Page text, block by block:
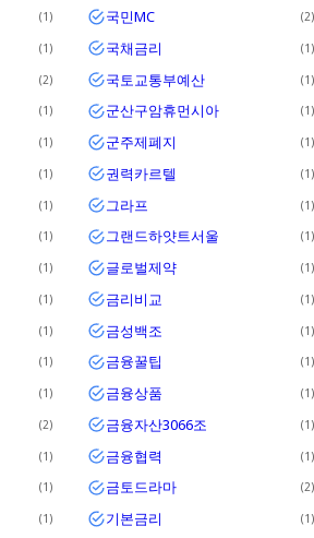
1 국민MC 2
1 국채금리 1
2 국토교통부예산 1
1 군산구암휴먼시아 1
1 군주제폐지 1
1 권력카르텔 1
1 그라프 1
1 그랜드하얏트서울 1
1 글로벌제약 1
1 금리비교 1
1 금성백조 1
1 금융꿀팁 1
1 금융상품 1
2 금융자산3066조 1
1 금융협력 1
1 금토드라마 2
1 기본금리 1